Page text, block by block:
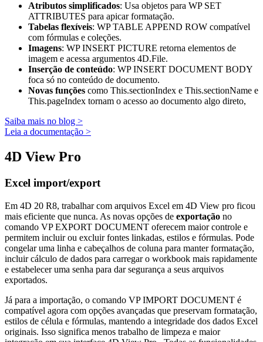
Atributos simplificados: Usa objetos para WP SET
ATTRIBUTES para apicar formatação.
Tabelas flexíveis: WP TABLE APPEND ROW compatível
com fórmulas e coleções.
Imagens: WP INSERT PICTURE retorna elementos de
imagem e acessa argumentos 4D.File.
Inserção de conteúdo: WP INSERT DOCUMENT BODY
foca só no conteúdo de documento.
Novas funções como This.sectionIndex e This.sectionName e
This.pageIndex tornam o acesso ao documento algo direto,
Saiba mais no blog >
Leia a documentação >
4D View Pro
Excel import/export
Em 4D 20 R8, trabalhar com arquivos Excel em 4D View pro ficou
mais eficiente que nunca. As novas opções de exportação no
comando VP EXPORT DOCUMENT oferecem maior controle e
permitem incluir ou excluir fontes linkadas, estilos e fórmulas. Pode
congelar uma linha e cabeçalhos de coluna para manter formatação,
incluir cálculo de dados para carregar o workbook mais rapidamente
e estabelecer uma senha para dar segurança a seus arquivos
exportados.
Já para a importação, o comando VP IMPORT DOCUMENT é
compatível agora com opções avançadas que preservam formatação,
estilos de célula e fórmulas, mantendo a integridade dos dados Excel
originais. Isso significa menos trabalho de limpeza e maior